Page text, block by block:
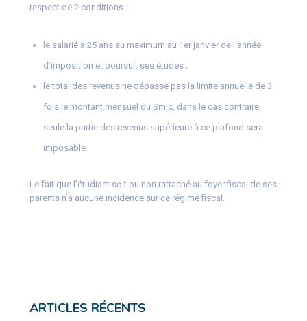
respect de 2 conditions :
le salarié a 25 ans au maximum au 1er janvier de l’année
d’imposition et poursuit ses études ;
le total des revenus ne dépasse pas la limite annuelle de 3
fois le montant mensuel du Smic, dans le cas contraire,
seule la partie des revenus supérieure à ce plafond sera
imposable.
Le fait que l’étudiant soit ou non rattaché au foyer fiscal de ses
parents n’a aucune incidence sur ce régime fiscal.
ARTICLES RÉCENTS